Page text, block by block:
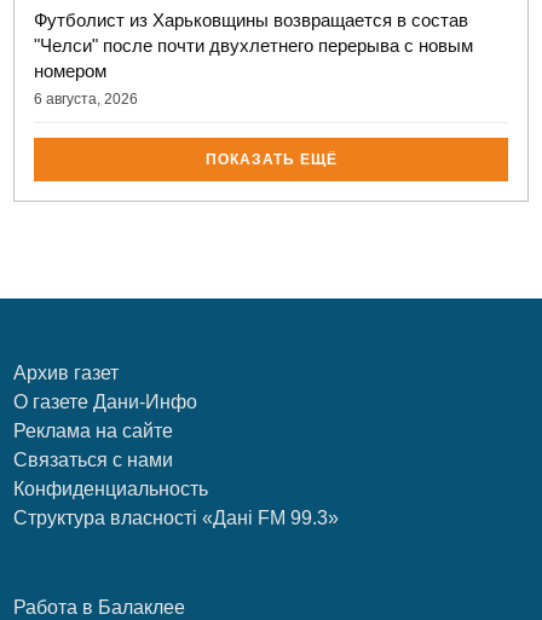
Футболист из Харьковщины возвращается в состав
"Челси" после почти двухлетнего перерыва с новым
номером
6 августа, 2026
ПОКАЗАТЬ ЕЩЁ
Архив газет
О газете Дани-Инфо
Реклама на сайте
Связаться с нами
Конфиденциальность
Структура власності «Дані FM 99.3»
Работа в Балаклее